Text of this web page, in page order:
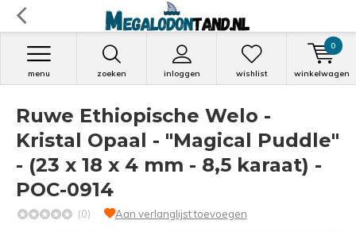
zoeken inloggen
menu wishlist winkelwagen
0
Ruwe Ethiopische Welo -
Kristal Opaal - "Magical Puddle"
- (23 x 18 x 4 mm - 8,5 karaat) -
POC-0914
(0) Aan verlanglijst toevoegen